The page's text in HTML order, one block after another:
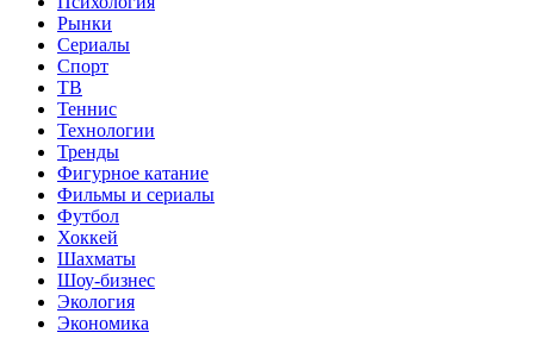
Рынки
Сериалы
Спорт
ТВ
Теннис
Технологии
Тренды
Фигурное катание
Фильмы и сериалы
Футбол
Хоккей
Шахматы
Шоу-бизнес
Экология
Экономика